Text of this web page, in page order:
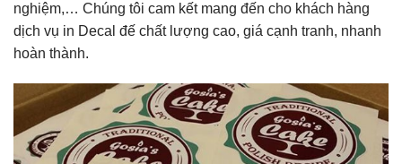
nghiệm,… Chúng tôi cam kết mang đến cho khách hàng
dịch vụ in Decal đế chất lượng cao, giá cạnh tranh, nhanh
hoàn thành.